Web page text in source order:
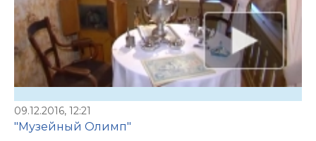
09.12.2016, 12:21
"Музейный Олимп"